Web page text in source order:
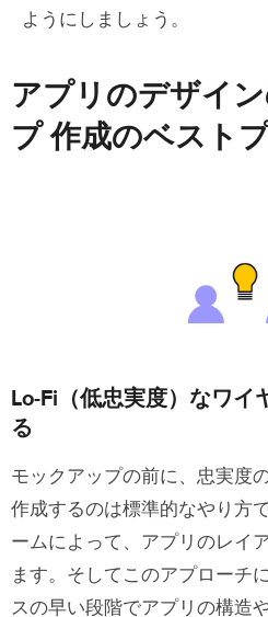
ようにしましょう。
アプリのデザイ
プ 作成のベスト
Lo-Fi（低忠実度）なワイ
る
モックアップの前に、忠実度
作成するのは標準的なやり方
ームによって、アプリのレイ
ます。そしてこのアプローチ
スの早い段階でアプリの構造